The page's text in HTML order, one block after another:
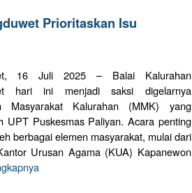
Prioritaskan Isu
16 Juli 2025 – Balai Kalurahan
hari ini menjadi saksi digelarnya
Masyarakat Kalurahan (MMK) yang
UPT Puskesmas Paliyan. Acara penting
berbagai elemen masyarakat, mulai dari
Urusan Agama (KUA) Kapanewon